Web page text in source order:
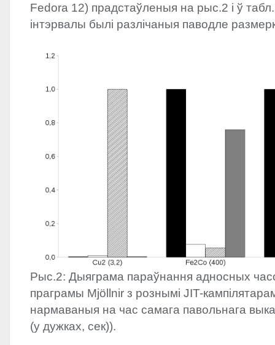
Fedora 12) прадстаўленыя на рыс.2 і ў
інтэрвалы былі разлічаныя паводле
Рыс.2: Дыяграма параўнання адносных
праграмы Mjöllnir з рознымі JIT-
нармаваныя на час самага павольнага
(у дужках, сек)).